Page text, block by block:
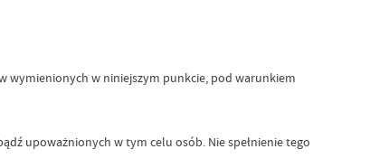
wymienionych w niniejszym punkcie, pod warunkiem
upoważnionych w tym celu osób. Nie spełnienie tego